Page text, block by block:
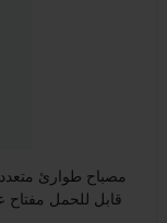
مصباح طوارئ